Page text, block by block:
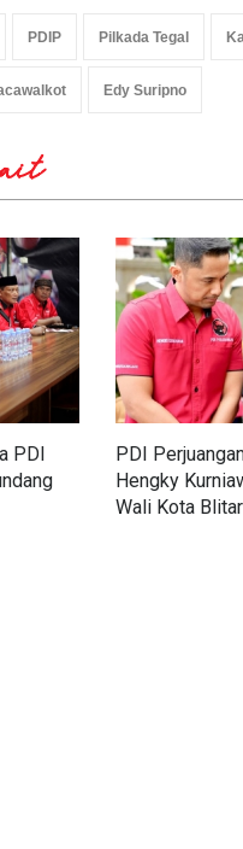
PDIP Pilkada Tegal
Edy Suripno
PDI
PDI
Hengky
Wali Kota Blitar